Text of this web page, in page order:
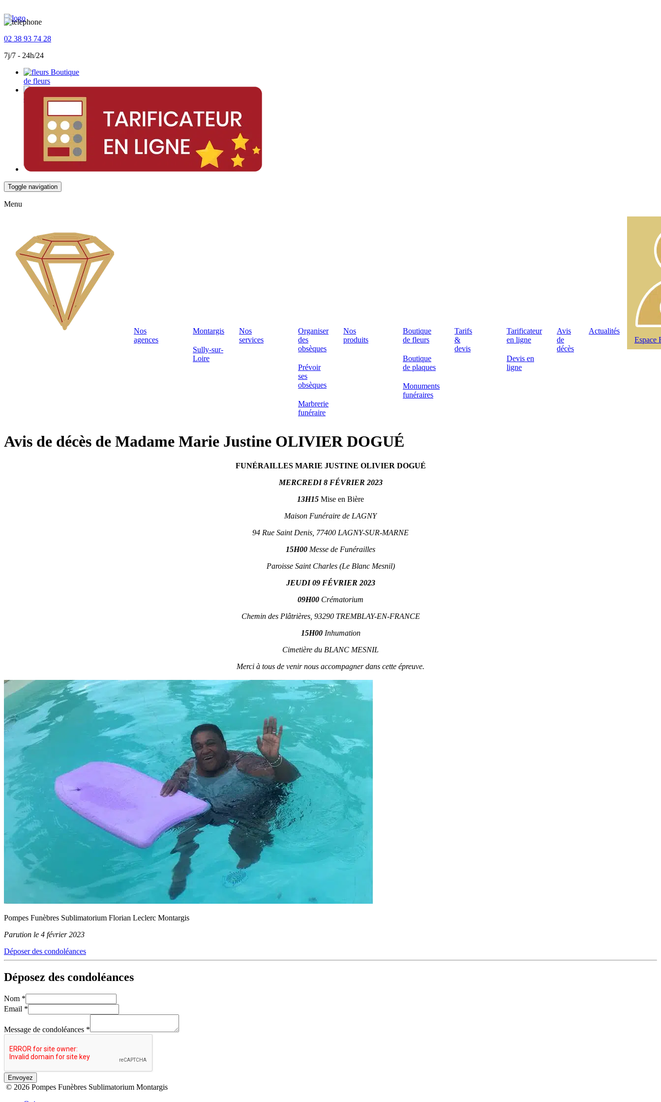
02 38 93 74 28
7j/7 - 24h/24
Boutique
de fleurs
Devis
en ligne
Toggle navigation
Menu
Nos
agences
Montargis
Sully-sur-
Loire
Nos
services
Organiser
des
obsèques
Prévoir
ses
obsèques
Marbrerie
funéraire
Nos
produits
Boutique
de fleurs
Boutique
de plaques
Monuments
funéraires
Tarifs
&
devis
Tarificateur
en ligne
Devis en
ligne
Avis
de
décès
Actualités
Espace
Avis de décès de Madame Marie Justine OLIVIER DOGUÉ
FUNÉRAILLES MARIE JUSTINE OLIVIER DOGUÉ
MERCREDI 8 FÉVRIER 2023
13H15 Mise en Bière
Maison Funéraire de LAGNY
94 Rue Saint Denis, 77400 LAGNY-SUR-MARNE
15H00 Messe de Funérailles
Paroisse Saint Charles (Le Blanc Mesnil)
JEUDI 09 FÉVRIER 2023
09H00 Crématorium
Chemin des Plâtrières, 93290 TREMBLAY-EN-FRANCE
15H00Inhumation
Cimetière du BLANC MESNIL
Merci à tous de venir nous accompagner dans cette épreuve.
Pompes Funèbres Sublimatorium Florian Leclerc Montargis
Parution le 4 février 2023
Déposer des condoléances
Déposez des condoléances
Nom *
Email *
Message de condoléances *
Envoyez
© 2026 Pompes Funèbres Sublimatorium Montargis